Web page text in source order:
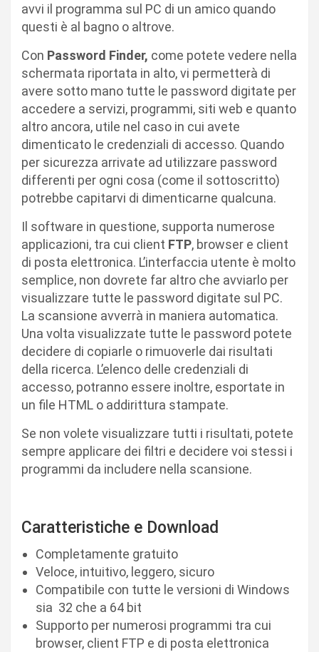
avvi il programma sul PC di un amico quando
questi è al bagno o altrove.
Con Password Finder, come potete vedere nella
schermata riportata in alto, vi permetterà di
avere sotto mano tutte le password digitate per
accedere a servizi, programmi, siti web e quanto
altro ancora, utile nel caso in cui avete
dimenticato le credenziali di accesso. Quando
per sicurezza arrivate ad utilizzare password
differenti per ogni cosa (come il sottoscritto)
potrebbe capitarvi di dimenticarne qualcuna.
Il software in questione, supporta numerose
applicazioni, tra cui client FTP, browser e client
di posta elettronica. L’interfaccia utente è molto
semplice, non dovrete far altro che avviarlo per
visualizzare tutte le password digitate sul PC.
La scansione avverrà in maniera automatica.
Una volta visualizzate tutte le password potete
decidere di copiarle o rimuoverle dai risultati
della ricerca. L’elenco delle credenziali di
accesso, potranno essere inoltre, esportate in
un file HTML o addirittura stampate.
Se non volete visualizzare tutti i risultati, potete
sempre applicare dei filtri e decidere voi stessi i
programmi da includere nella scansione.
Caratteristiche e Download
Completamente gratuito
Veloce, intuitivo, leggero, sicuro
Compatibile con tutte le versioni di Windows
sia 32 che a 64 bit
Supporto per numerosi programmi tra cui
browser, client FTP e di posta elettronica